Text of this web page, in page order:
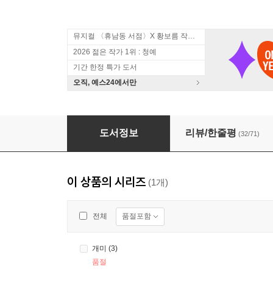
뮤지컬 〈휴남동 서점〉X 황보름 작가 북토크
2026 젊은 작가 1위 : 청예
기간 한정 특가 도서
오직, 예스24에서만
개미 세트
도서정보 리뷰/한줄평 (32/71)
이 상품의 시리즈 (1개)
전체 품절포함
개미 (3)
품절